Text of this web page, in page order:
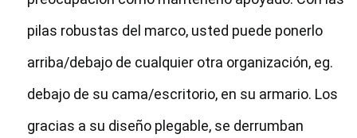
pilas robustas del marco, usted puede ponerlo
arriba/debajo de cualquier otra organización, eg.
debajo de su cama/escritorio, en su armario. Los
gracias a su diseño plegable, se derrumban